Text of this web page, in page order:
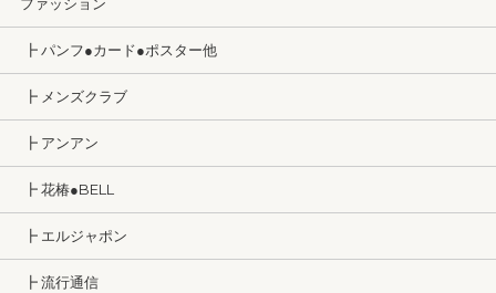
┣ パンフ●カード●ポスター他
┣ メンズクラブ
┣ アンアン
┣ 花椿●BELL
┣ エルジャポン
┣ 流行通信